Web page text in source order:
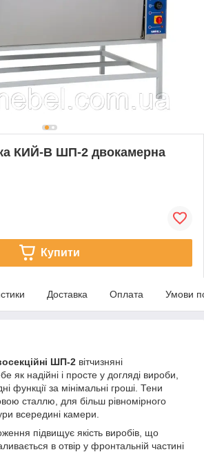
КИЙ-В ШП-2 двокамерна
Купити
Доставка Оплата Умови
ШП-2 вітчизняні
як надійні і просте у догляді вироби,
функції за мінімальні гроші. Тени
сталлю, для більш рівномірного
всередині камери.
підвищує якість виробів, що
в отвір у фронтальній частині